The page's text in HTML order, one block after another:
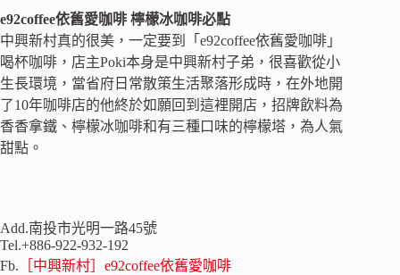
e92coffee依舊愛咖啡 檸檬冰咖啡必點
中興新村真的很美，一定要到「e92coffee依舊愛咖啡」
喝杯咖啡，店主Poki本身是中興新村子弟，很喜歡從小
生長環境，當省府日常散策生活聚落形成時，在外地開
了10年咖啡店的他終於如願回到這裡開店，招牌飲料為
香香拿鐵、檸檬冰咖啡和有三種口味的檸檬塔，為人氣
甜點。
Add.南投市光明一路45號
Tel.+886-922-932-192
Fb. ［中興新村］e92coffee依舊愛咖啡